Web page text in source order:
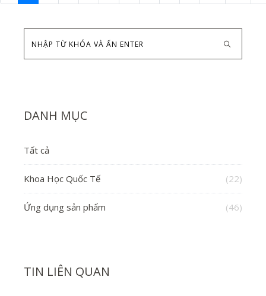
DANH MỤC
Tất cả
Khoa Học Quốc Tế (22)
Ứng dụng sản phẩm (46)
TIN LIÊN QUAN